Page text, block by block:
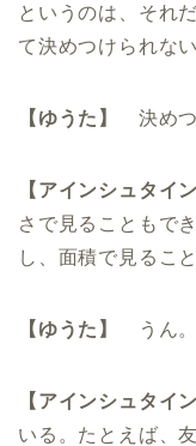
というのは、それ
て決めつけられな
【ゆうた】 決め
【アインシュタイ
さで見ることもで
し、面積で見るこ
【ゆうた】 うん
【アインシュタイ
いる。たとえば、